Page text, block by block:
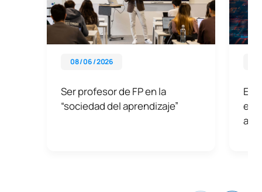
08 / 06 / 2026
Ser profesor de FP en la
“sociedad del aprendizaje”
El